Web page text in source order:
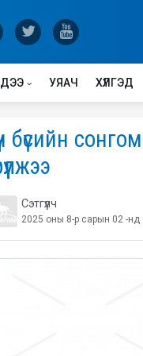
УЯАЧ ХҮЛГЭД
бүсийн
Сэтгүүлч
2025 оны 8-р сарын 02 -нд